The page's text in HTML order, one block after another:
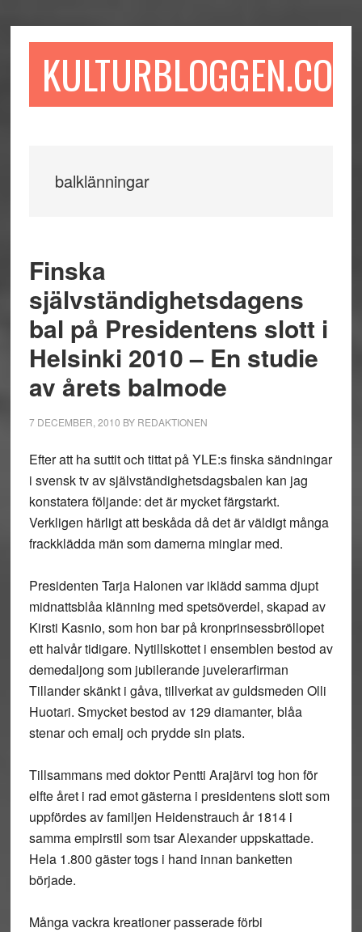
till
till
sidofältet
till
KULTURBLOGGEN.COM
balklänningar
Finska
självständighetsdagens
bal på Presidentens slott i
Helsinki 2010 – En studie
av årets balmode
7 DECEMBER, 2010 BY REDAKTIONEN
Efter att ha suttit och tittat på YLE:s finska sändningar
i svensk tv av självständighetsdagsbalen kan jag
konstatera följande: det är mycket färgstarkt.
Verkligen härligt att beskåda då det är väldigt många
frackklädda män som damerna minglar med.
Presidenten Tarja Halonen var iklädd samma djupt
midnattsblåa klänning med spetsöverdel, skapad av
Kirsti Kasnio, som hon bar på kronprinsessbröllopet
ett halvår tidigare. Nytillskottet i ensemblen bestod av
demedaljong som jubilerande juvelerarfirman
Tillander skänkt i gåva, tillverkat av guldsmeden Olli
Huotari. Smycket bestod av 129 diamanter, blåa
stenar och emalj och prydde sin plats.
Tillsammans med doktor Pentti Arajärvi tog hon för
elfte året i rad emot gästerna i presidentens slott som
uppfördes av familjen Heidenstrauch år 1814 i
samma empirstil som tsar Alexander uppskattade.
Hela 1.800 gäster togs i hand innan banketten
började.
Många vackra kreationer passerade förbi